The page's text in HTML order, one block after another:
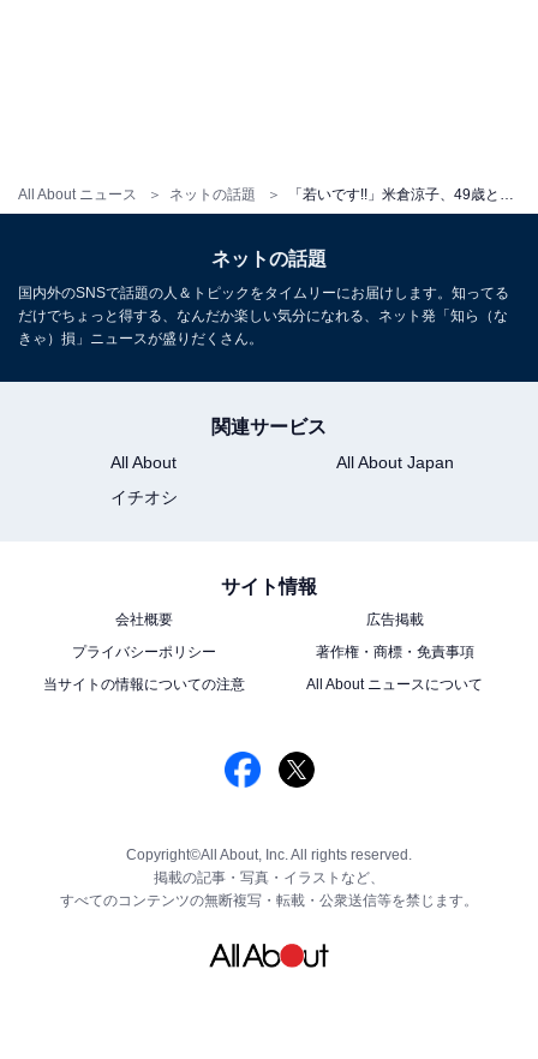
All About ニュース ネットの話題
ネットの話題
国内外のSNSで話題の人＆トピックをタイムリーにお届けします。知ってる
だけでちょっと得する、なんだか楽しい気分になれる、ネット発「知ら（な
きゃ）損」ニュースが盛りだくさん。
関連サービス
All About
All About Japan
イチオシ
サイト情報
会社概要
広告掲載
プライバシーポリシー
著作権・商標・免責事項
当サイトの情報についての注意
All About ニュースについて
Copyright©All About, Inc. All rights reserved.
掲載の記事・写真・イラストなど、
すべてのコンテンツの無断複写・転載・公衆送信等を禁じます。